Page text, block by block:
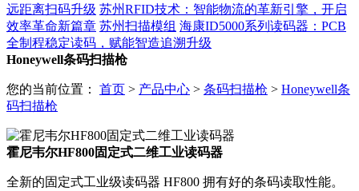
远距离扫码升级 苏州RFID技术：智能物流的革新引擎，开启
效率革命新篇章 苏州扫描模组 海康ID5000系列读码器：PCB
全制程稳定读码，赋能智造追溯升级
Honeywell条码扫描枪
您的当前位置： 首页 > 产品中心 > 条码扫描枪 > Honeywell条
码扫描枪
霍尼韦尔HF800固定式二维工业读码器
全新的固定式工业级读码器 HF800 拥有好的条码读取性能。